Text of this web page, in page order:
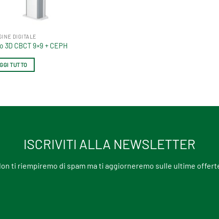
DIGITALE
3D CBCT 9×9 + CEPH
TUTTO
ISCRIVITI ALLA NEWSLETTER
ti riempiremo di spam ma ti aggiorneremo sulle ultime